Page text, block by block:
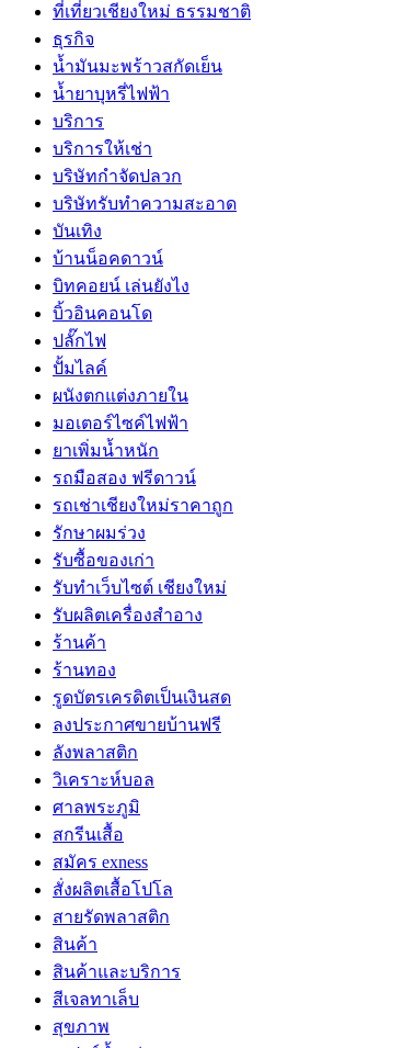
ที่เที่ยวเชียงใหม่ ธรรมชาติ
ธุรกิจ
น้ำมันมะพร้าวสกัดเย็น
น้ำยาบุหรี่ไฟฟ้า
บริการ
บริการให้เช่า
บริษัทกำจัดปลวก
บริษัทรับทำความสะอาด
บันเทิง
บ้านน็อคดาวน์
บิทคอยน์ เล่นยังไง
บิ้วอินคอนโด
ปลั๊กไฟ
ปั้มไลค์
ผนังตกแต่งภายใน
มอเตอร์ไซค์ไฟฟ้า
ยาเพิ่มน้ำหนัก
รถมือสอง ฟรีดาวน์
รถเช่าเชียงใหม่ราคาถูก
รักษาผมร่วง
รับซื้อของเก่า
รับทำเว็บไซต์ เชียงใหม่
รับผลิตเครื่องสำอาง
ร้านค้า
ร้านทอง
รูดบัตรเครดิตเป็นเงินสด
ลงประกาศขายบ้านฟรี
ลังพลาสติก
วิเคราะห์บอล
ศาลพระภูมิ
สกรีนเสื้อ
สมัคร exness
สั่งผลิตเสื้อโปโล
สายรัดพลาสติก
สินค้า
สินค้าและบริการ
สีเจลทาเล็บ
สุขภาพ